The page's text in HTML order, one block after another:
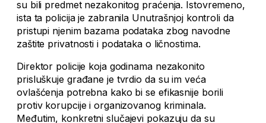
su bili predmet nezakonitog praćenja. Istovremeno,
ista ta policija je zabranila Unutrašnjoj kontroli da
pristupi njenim bazama podataka zbog navodne
zaštite privatnosti i podataka o ličnostima.
Direktor policije koja godinama nezakonito
prisluškuje građane je tvrdio da su im veća
ovlašćenja potrebna kako bi se efikasnije borili
protiv korupcije i organizovanog kriminala.
Međutim, konkretni slučajevi pokazuju da su